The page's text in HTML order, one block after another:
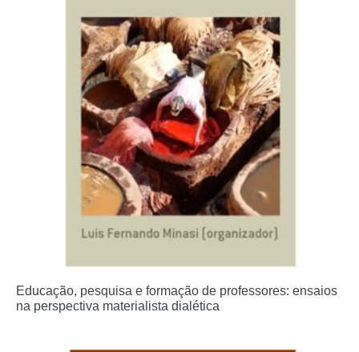
Educação, pesquisa e formação de professores: ensaios
na perspectiva materialista dialética